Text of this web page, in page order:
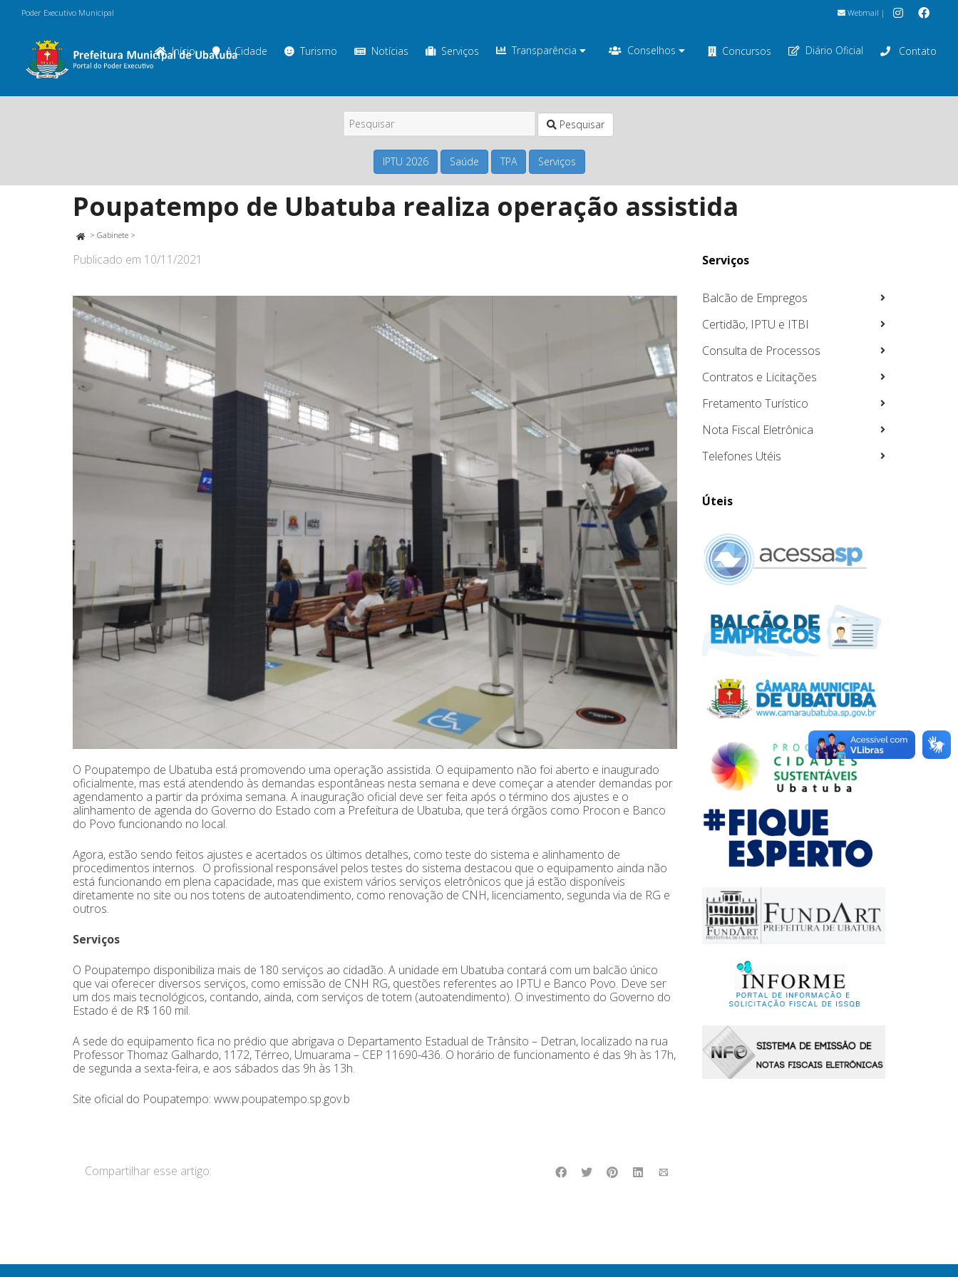
Poder Executivo Municipal Webmail |
Início A Cidade Turismo Notícias Serviços Transparência Conselhos Concursos Diário Oficial Contato
Pesquisar
IPTU 2026 Saúde TPA Serviços
Poupatempo de Ubatuba realiza operação assistida
> Gabinete >
Publicado em 10/11/2021
O Poupatempo de Ubatuba está promovendo uma operação assistida. O equipamento não foi aberto e inaugurado
oficialmente, mas está atendendo às demandas espontâneas nesta semana e deve começar a atender demandas por
agendamento a partir da próxima semana. A inauguração oficial deve ser feita após o término dos ajustes e o
alinhamento de agenda do Governo do Estado com a Prefeitura de Ubatuba, que terá órgãos como Procon e Banco
do Povo funcionando no local.
Agora, estão sendo feitos ajustes e acertados os últimos detalhes, como teste do sistema e alinhamento de
procedimentos internos. O profissional responsável pelos testes do sistema destacou que o equipamento ainda não
está funcionando em plena capacidade, mas que existem vários serviços eletrônicos que já estão disponíveis
diretamente no site ou nos totens de autoatendimento, como renovação de CNH, licenciamento, segunda via de RG e
outros.
Serviços
O Poupatempo disponibiliza mais de 180 serviços ao cidadão. A unidade em Ubatuba contará com um balcão único
que vai oferecer diversos serviços, como emissão de CNH RG, questões referentes ao IPTU e Banco Povo. Deve ser
um dos mais tecnológicos, contando, ainda, com serviços de totem (autoatendimento). O investimento do Governo do
Estado é de R$ 160 mil.
A sede do equipamento fica no prédio que abrigava o Departamento Estadual de Trânsito – Detran, localizado na rua
Professor Thomaz Galhardo, 1172, Térreo, Umuarama – CEP 11690-436. O horário de funcionamento é das 9h às 17h,
de segunda a sexta-feira, e aos sábados das 9h às 13h.
Site oficial do Poupatempo: www.poupatempo.sp.gov.b
Compartilhar esse artigo:
Serviços
Balcão de Empregos
Certidão, IPTU e ITBI
Consulta de Processos
Contratos e Licitações
Fretamento Turístico
Nota Fiscal Eletrônica
Telefones Utéis
Úteis